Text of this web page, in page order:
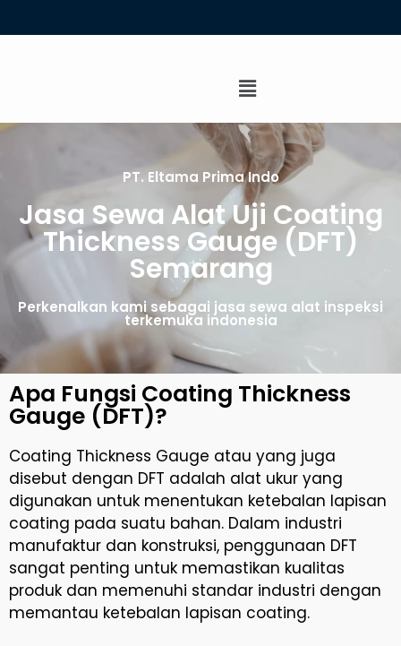
PT. Eltama Prima Indo
Jasa Sewa Alat Uji Coating
Thickness Gauge (DFT)
Semarang
Perkenalkan kami sebagai jasa sewa alat inspeksi
terkemuka indonesia
Apa Fungsi Coating Thickness
Gauge (DFT)?
Coating Thickness Gauge atau yang juga
disebut dengan DFT adalah alat ukur yang
digunakan untuk menentukan ketebalan lapisan
coating pada suatu bahan. Dalam industri
manufaktur dan konstruksi, penggunaan DFT
sangat penting untuk memastikan kualitas
produk dan memenuhi standar industri dengan
memantau ketebalan lapisan coating.